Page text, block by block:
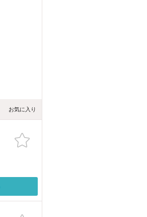
お気に入り